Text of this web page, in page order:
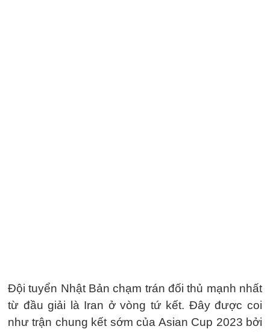
Đội tuyển Nhật Bản chạm trán đối thủ mạnh nhất
từ đầu giải là Iran ở vòng tứ kết. Đây được coi
như trận chung kết sớm của Asian Cup 2023 bởi